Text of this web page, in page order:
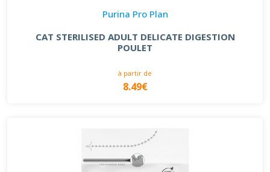
Purina Pro Plan
CAT STERILISED ADULT DELICATE DIGESTION
POULET
à partir de
8.49€